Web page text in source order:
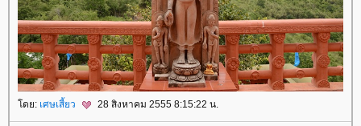
ดย: เศษเสี้ยว 28 สิงหาคม 2555 8:15:22 น.